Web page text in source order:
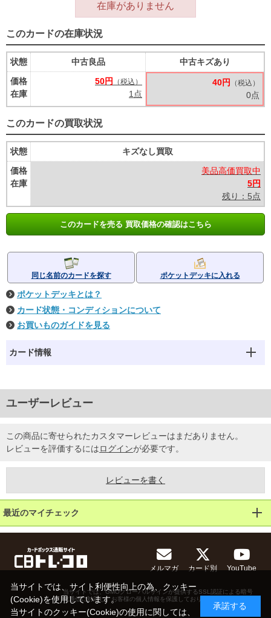
在庫がありません
このカードの在庫状況
状態
価格
在庫
中古良品
50円
（税込）
1点
中古キズあり
40円 （税込）
0点
このカードの買取状況
状態
価格
在庫
キズなし買取
美品高価買取中
5円
残り：5点
このカードを売る 買取価格の確認はこちら
同じ名前のカードを探す ポケットデッキに入れる
ポケットデッキとは？
カード状態・コンディションについて
お買いものガイドを見る
カード情報
ユーザーレビュー
この商品に寄せられたカスタマーレビューはまだありません。
レビューを評価するにはログインが必要です。
レビューを書く
最近のマイチェック
メルマガ カード別 YouTube
当サイトでは、GMOグローバルサインが提供するSSL認証による暗号
化通信に対応し、お客様の個人情報を保護しております。
当サイトでは、サイト利便性向上の為、クッキー
(Cookie)を使用しています。
当サイトのクッキー(Cookie)の使用に関しては、
承諾する